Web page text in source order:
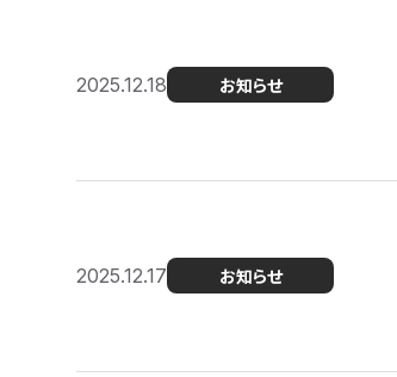
2025.12.18 お知らせ
2025.12.17 お知らせ